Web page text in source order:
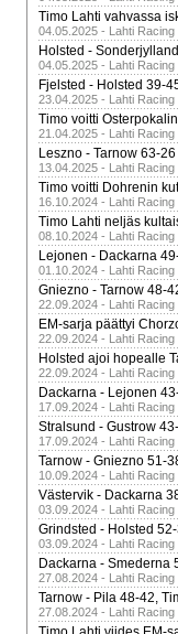
Timo Lahti vahvassa
04.05.2025 - Lahti Racing
Holsted -
04.05.2025 - Lahti Racing
Fjelsted - Holsted 39-
23.04.2025 - Lahti Racing
Timo voitti
21.04.2025 - Lahti Racing
Leszno - Tarnow 63-26
13.04.2025 - Lahti Racing
Timo voitti Dohrenin
16.10.2024 - Lahti Racing
Timo Lahti neljäs
08.10.2024 - Lahti Racing
Lejonen - Dackarna
01.10.2024 - Lahti Racing
Gniezno - Tarnow 48-
22.09.2024 - Lahti Racing
EM-sarja päättyi
22.09.2024 - Lahti Racing
Holsted ajoi hopealle
22.09.2024 - Lahti Racing
Dackarna - Lejonen
17.09.2024 - Lahti Racing
Stralsund - Gustrow
17.09.2024 - Lahti Racing
Tarnow - Gniezno 51-
10.09.2024 - Lahti Racing
Västervik - Dackarna
03.09.2024 - Lahti Racing
Grindsted - Holsted
03.09.2024 - Lahti Racing
Dackarna - Smederna
27.08.2024 - Lahti Racing
Tarnow - Pila 48-42,
27.08.2024 - Lahti Racing